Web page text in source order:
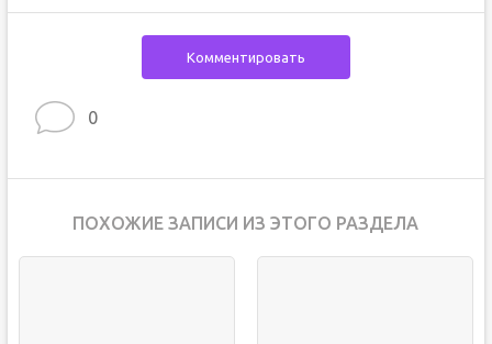
Комментировать
0
ПОХОЖИЕ ЗАПИСИ ИЗ ЭТОГО РАЗДЕЛА